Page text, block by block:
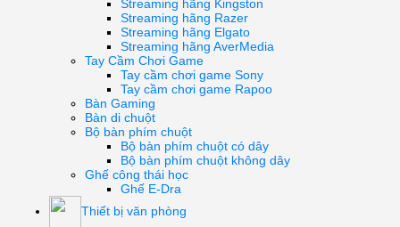
Streaming hãng Kingston
Streaming hãng Razer
Streaming hãng Elgato
Streaming hãng AverMedia
Tay Cầm Chơi Game
Tay cầm chơi game Sony
Tay cầm chơi game Rapoo
Bàn Gaming
Bàn di chuột
Bộ bàn phím chuột
Bộ bàn phím chuột có dây
Bộ bàn phím chuột không dây
Ghế công thái học
Ghế E-Dra
Thiết bị văn phòng